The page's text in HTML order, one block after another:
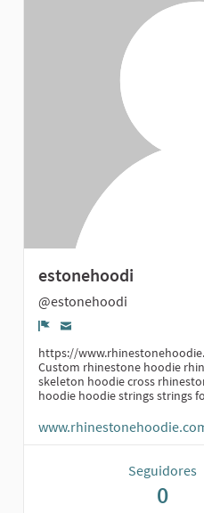
estonehoodi
@estonehoodi
Denúncia
https://
Custom rhinestone hoodie
skeleton hoodie cross
hoodie hoodie strings strings
Seguidores
0